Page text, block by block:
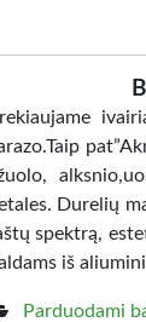
Durelių
spektrą,
iš
Parduodami